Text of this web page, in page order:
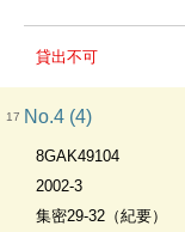
貸出不可
17 No.4 (4)
8GAK49104
2002-3
集密29-32（紀要）